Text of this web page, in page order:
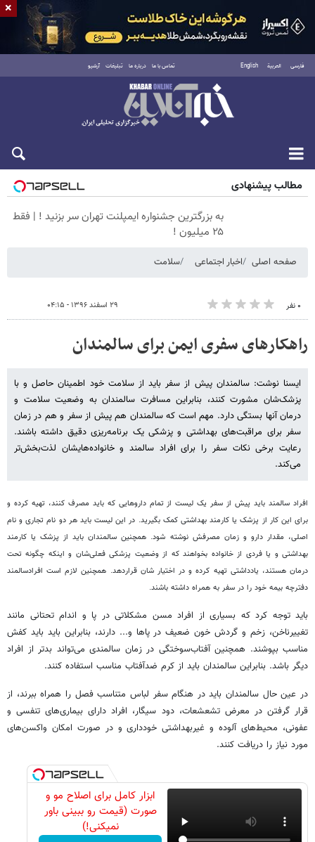
فارسی العربية English تماس با ما درباره ما تبلیغات آرشیو
جمعه ۱۶ مرداد ۱۴۰۵
مطالب پیشنهادی
به بزرگترین جشنواره ایمپلنت تهران سر بزنید ! | فقط
۲۵ میلیون !
صفحه اصلی اخبار اجتماعی سلامت
۰ نفر ۲۹ اسفند ۱۳۹۶ - ۰۴:۱۵
راهکارهای سفری ایمن برای سالمندان
ایسنا نوشت: سالمندان پیش از سفر باید از سلامت خود اطمینان حاصل و با
پزشک‌شان مشورت کنند، بنابراین مسافرت سالمندان به وضعیت سلامت و
درمان آنها بستگی دارد. مهم است که سالمندان هم پیش از سفر و هم در زمان
سفر برای مراقبت‌های بهداشتی و پزشکی یک برنامه‌ریزی دقیق داشته باشند.
رعایت برخی نکات سفر را برای افراد سالمند و خانواده‌هایشان لذت‌بخش‌تر
می‌کند.
افراد سالمند باید پیش از سفر یک لیست از تمام داروهایی که باید مصرف کنند، تهیه کرده و
برای این کار از پزشک یا کارمند بهداشتی کمک بگیرید. در این لیست باید هر دو نام تجاری و نام
اصلی، مقدار دارو و زمان مصرفش نوشته شود. همچنین سالمندان باید از پزشک یا کارمند
بهداشتی و یا فردی از خانواده بخواهند که از وضعیت پزشکی فعلی‌شان و اینکه چگونه تحت
درمان هستند، یادداشتی تهیه کرده و در اختیار شان قراردهد. همچنین لازم است افرادسالمند
دفترچه بیمه خود را در سفر به همراه داشته باشند.
باید توجه کرد که بسیاری از افراد مسن مشکلاتی در پا و اندام تحتانی مانند
تغییرناخن، زخم و گردش خون ضعیف در پاها و... دارند، بنابراین باید باید کفش
مناسب بپوشند. همچنین آفتاب‌سوختگی در زمان سالمندی می‌تواند بدتر از افراد
دیگر باشد. بنابراین سالمندان باید از کرم ضدآفتاب مناسب استفاده کنند.
در عین حال سالمندان باید در هنگام سفر لباس متناسب فصل را همراه ببرند، از
قرار گرفتن در معرض تشعشعات، دود سیگار، افراد دارای بیماری‌های تنفسی و
عفونی، محیط‌های آلوده و غیربهداشتی خودداری و در صورت امکان واکسن‌های
مورد نیاز را دریافت کنند.
ابزار کامل برای اصلاح مو و
صورت (قیمت رو ببینی باور
نمیکنی!)
×